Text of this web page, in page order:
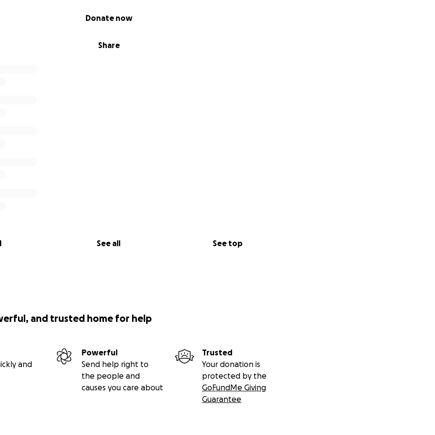
Share
Donate now
See all See top
and trusted home for help
and
Powerful
Send help right to
the people and
causes you care about
Trusted
Your donation is
protected by the
GoFundMe Giving
Guarantee